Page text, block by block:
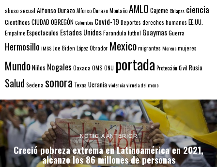
abuso sexual Alfonso DurazoAlfonso Durazo MontañoAMLO CajemeChiapas ciencia
Científicos CIUDAD OBREGÓNColombia Covid-19 Deportes derechos humanos EE.UU.
EmpalmeEspectaculos Estados UnidosFarandulafutbol GuaymasGuerra
Hermosillo IMSS Joe Biden López Obrador Mexicomigrantes Morenamujeres
MundoNiños Nogales Oaxaca OMS ONU portada Protección Civil Rusia
Salud Sedena sonora Texas Ucraniaviolenciaviruela del mono
NOTICIA ANTERIOR
Creció pobreza extrema en Latinoamérica en 2021,
alcanzo los 86 millones de personas